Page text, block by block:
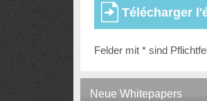
Felder mit * sind
Neue Whitepapers